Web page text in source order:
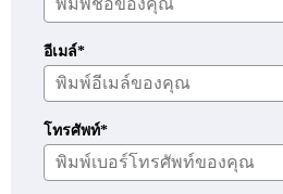
อีเมล์*
โทรศัพท์*